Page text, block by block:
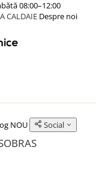
08:00–12:00
CALDAIE Despre noi
NOU Social